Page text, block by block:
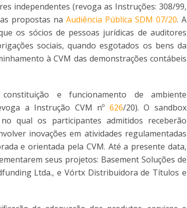
independentes (revoga as Instruções: 308/99,
propostas na Audiência Pública SDM 07/20. A
os sócios de pessoas jurídicas de auditores
sociais, quando esgotados os bens da
à CVM das demonstrações contábeis
e funcionamento de ambiente
a Instrução CVM nº 626/20). O sandbox
qual os participantes admitidos receberão
inovações em atividades regulamentadas
e orientada pela CVM. Até a presente data,
seus projetos: Basement Soluções de
Ltda., e Vórtx Distribuidora de Títulos e